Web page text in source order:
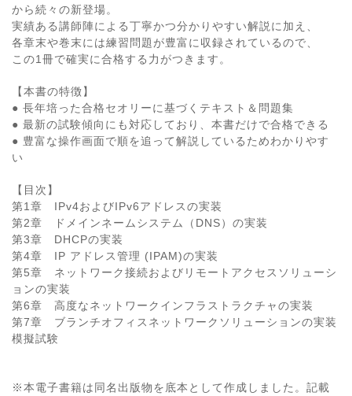
から続々の新登場。
実績ある講師陣による丁寧かつ分かりやすい解説に加え、
各章末や巻末には練習問題が豊富に収録されているので、
この1冊で確実に合格する力がつきます。
【本書の特徴】
● 長年培った合格セオリーに基づくテキスト＆問題集
● 最新の試験傾向にも対応しており、本書だけで合格できる
● 豊富な操作画面で順を追って解説しているためわかりやす
い
【目次】
第1章 IPv4およびIPv6アドレスの実装
第2章 ドメインネームシステム（DNS）の実装
第3章 DHCPの実装
第4章 IP アドレス管理 (IPAM)の実装
第5章 ネットワーク接続およびリモートアクセスソリューシ
ョンの実装
第6章 高度なネットワークインフラストラクチャの実装
第7章 ブランチオフィスネットワークソリューションの実装
模擬試験
※本電子書籍は同名出版物を底本として作成しました。記載